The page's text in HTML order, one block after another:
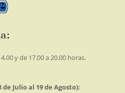
y de 17.00 a 20.00 horas.
de Julio al 19 de Agosto):